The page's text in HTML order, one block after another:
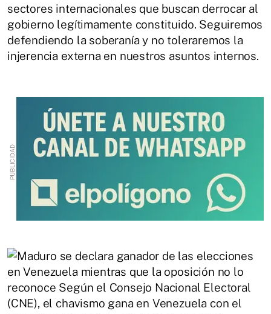
sectores internacionales que buscan derrocar al
gobierno legítimamente constituido. Seguiremos
defendiendo la soberanía y no toleraremos la
injerencia externa en nuestros asuntos internos.